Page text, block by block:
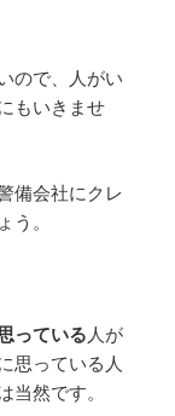
ので、人がい
もいきませ
備会社にクレ
う。
っている 人が
思っている人
当然です。